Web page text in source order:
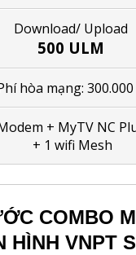
Download/ Upload
500 ULM
hòa mạng:
+ MyTV NC
+ 1 wifi Mesh
COMBO
HÌNH VNPT